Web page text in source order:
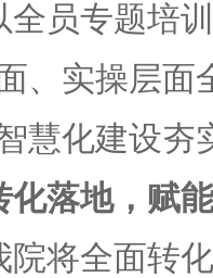
员专题培训
、实操层面
慧化建设夯
化落地，赋
将全面转化